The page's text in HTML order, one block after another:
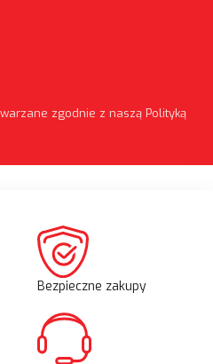
zgodnie z naszą Polityką
Bezpieczne zakupy